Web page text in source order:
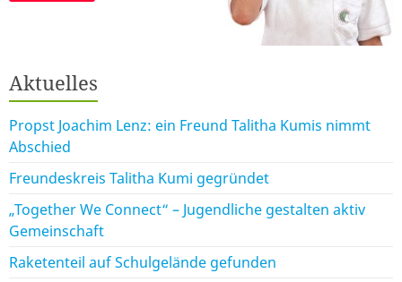
Aktuelles
Propst Joachim Lenz: ein Freund Talitha Kumis nimmt
Abschied
Freundeskreis Talitha Kumi gegründet
„Together We Connect“ – Jugendliche gestalten aktiv
Gemeinschaft
Raketenteil auf Schulgelände gefunden